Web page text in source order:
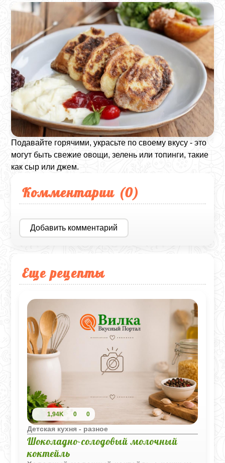
Подавайте горячими, украсьте по своему вкусу - это
могут быть свежие овощи, зелень или топинги, такие
как сыр или джем.
Комментарии (0)
Добавить комментарий
Еще рецепты
1,94K 0 0
Детская кухня - разное
Шоколадно-солодовый молочный
коктейль